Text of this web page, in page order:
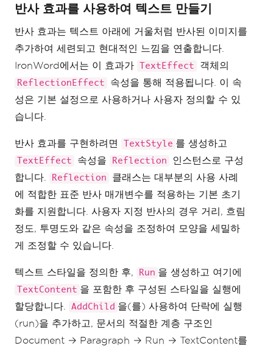
반사 효과를 사용하여 텍스트 만들기
반사 효과는 텍스트 아래에 거울처럼 반사된 이미지를
추가하여 세련되고 현대적인 느낌을 연출합니다.
IronWord에서는 이 효과가
TextEffect 객체의
ReflectionEffect
속성을 통해 적용됩니다. 이 속
성은 기본 설정으로 사용하거나 사용자 정의할 수 있
습니다.
반사 효과를 구현하려면 TextStyle 를 생성하고
TextEffect 속성을 Reflection
인스턴스로 구성
합니다.
Reflection
클래스는 대부분의 사용 사례
에 적합한 표준 반사 매개변수를 적용하는 기본 초기
화를 지원합니다. 사용자 지정 반사의 경우 거리, 흐림
정도, 투명도와 같은 속성을 조정하여 모양을 세밀하
게 조정할 수 있습니다.
텍스트 스타일을 정의한 후, Run 을 생성하고 여기에
TextContent 을 포함한 후 구성된 스타일을 실행에
할당합니다.
AddChild 을(를) 사용하여 단락에 실행
(run)을 추가하고, 문서의 적절한 계층 구조인
Document → Paragraph → Run → TextContent를